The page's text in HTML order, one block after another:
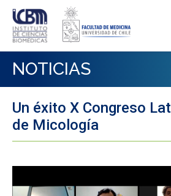
ACADÉMICAS/
PREGRADO
POSTGRADO
NOTICIAS
Un éxito X Congreso
de Micología